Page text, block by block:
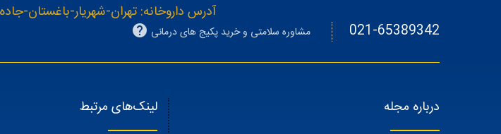
آدرس داروخانه: تهران-شهریار-باغستان-
021-65389342
مشاوره سلامتی و خرید پکیج های درمانی
درباره مجله لینک‌های مرتبط